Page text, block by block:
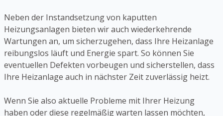
Neben der Instandsetzung von kaputten
Heizungsanlagen bieten wir auch wiederkehrende
Wartungen an, um sicherzugehen, dass Ihre Heizanlage
reibungslos läuft und Energie spart. So können Sie
eventuellen Defekten vorbeugen und sicherstellen, dass
Ihre Heizanlage auch in nächster Zeit zuverlässig heizt.
Wenn Sie also aktuelle Probleme mit Ihrer Heizung
haben oder diese regelmäßig warten lassen möchten,